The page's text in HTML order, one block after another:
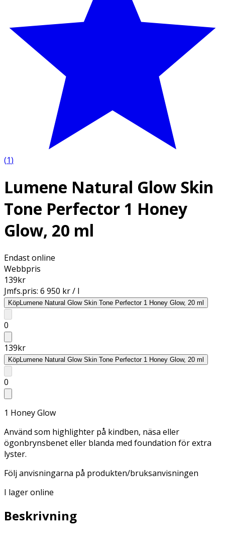
(1)
Lumene Natural Glow Skin
Tone Perfector 1 Honey
Glow, 20 ml
Endast online
Webbpris
139kr
Jmfs.pris: 6 950 kr / l
KöpLumene Natural Glow Skin Tone Perfector 1 Honey Glow, 20 ml
0
139kr
KöpLumene Natural Glow Skin Tone Perfector 1 Honey Glow, 20 ml
0
1 Honey Glow
Använd som highlighter på kindben, näsa eller
ögonbrynsbenet eller blanda med foundation för extra
lyster.
Följ anvisningarna på produkten/bruksanvisningen
I lager online
Beskrivning